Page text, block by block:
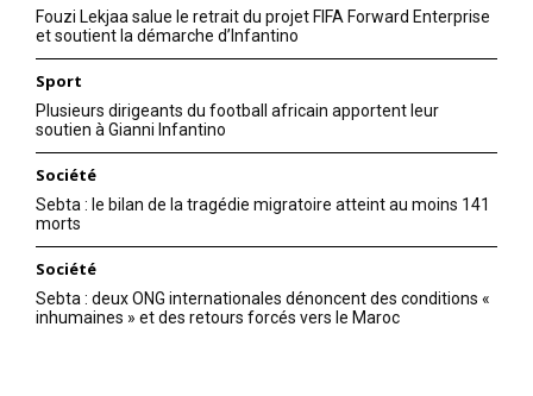
S'ABONNER MAINTENANT
Insight Publications
À propos
Fouzi Lekjaa salue le retrait du projet FIFA Forward Enterprise
et soutient la démarche d’Infantino
Sport
Plusieurs dirigeants du football africain apportent leur
soutien à Gianni Infantino
Société
Sebta : le bilan de la tragédie migratoire atteint au moins 141
morts
Société
Sebta : deux ONG internationales dénoncent des conditions «
inhumaines » et des retours forcés vers le Maroc